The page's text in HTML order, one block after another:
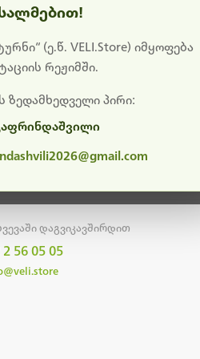
ამჟამად მიმდინარეობს
სამუშაოები.
გმადლობთ მოთმინებისთვის!
დაბრუნება
დაგვიკავშირდით
2 56 05 05
(ე.წ. VELI.Store) იმყოფება
რეჟიმში.
ზედამხედველი პირი: